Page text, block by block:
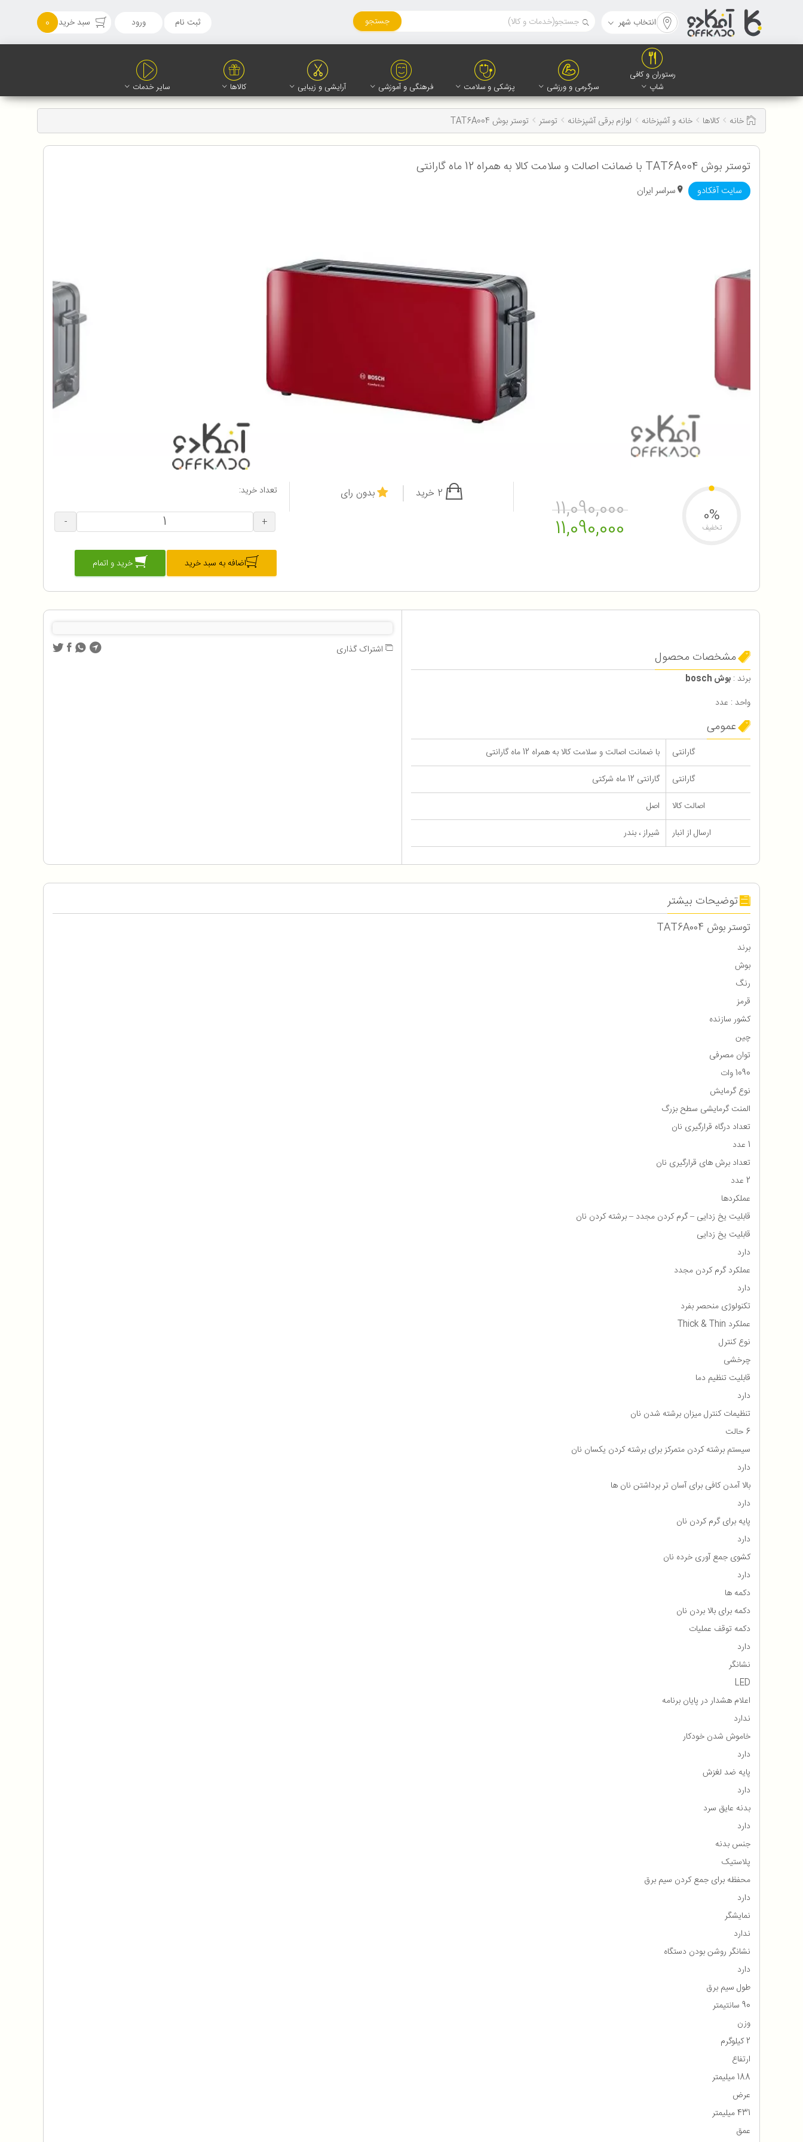
انتخاب شهر جستجو ثبت نام ورود سبد خرید 0
رستوران و کافی
شاپ
سرگرمی و ورزشی پزشکی و سلامت فرهنگی و آموزشی آرایشی و زیبایی کالاها سایر خدمات
خانه کالاها خانه و آشپزخانه لوازم برقی آشپزخانه توستر توستر بوش TAT6A004
توستر بوش TAT6A004 با ضمانت اصالت و سلامت کالا به همراه 12 ماه گارانتی
سایت آفکادو سراسر ایران
11,090,000
11,090,000 0%
تخفیف
بدون رای تعداد خرید:
+
-
اضافه به سبد خرید خرید و اتمام
مشخصات محصول
برند : بوش bosch
واحد : عدد
عمومی
گارانتی
با ضمانت اصالت و سلامت کالا به همراه 12 ماه گارانتی
گارانتی
گارانتی 12 ماه شرکتی
اصالت کالا
اصل
ارسال از انبار
شیراز ، بندر
اشتراک گذاری
توضیحات بیشتر
توستر بوش TAT6A004
برند
بوش
رنگ
قرمز
کشور سازنده
چین
توان مصرفی
1090 وات
نوع گرمایش
المنت گرمایشی سطح بزرگ
تعداد درگاه قرارگیری نان
1 عدد
تعداد برش های قرارگیری نان
2 عدد
عملکردها
قابلیت یخ زدایی – گرم کردن مجدد – برشته کردن نان
قابلیت یخ زدایی
دارد
عملکرد گرم کردن مجدد
دارد
تکنولوژی منحصر بفرد
عملکرد Thick & Thin
نوع کنترل
چرخشی
قابلیت تنظیم دما
دارد
تنظیمات کنترل میزان برشته شدن نان
6 حالت
سیستم برشته کردن متمرکز برای برشته کردن یکسان نان
دارد
بالا آمدن کافی برای آسان تر برداشتن نان ها
دارد
پایه برای گرم کردن نان
دارد
کشوی جمع آوری خرده نان
دارد
دکمه ها
دکمه برای بالا بردن نان
دکمه توقف عملیات
دارد
نشانگر
LED
اعلام هشدار در پایان برنامه
ندارد
خاموش شدن خودکار
دارد
پایه ضد لغزش
دارد
بدنه عایق سرد
دارد
جنس بدنه
پلاستیک
محفظه برای جمع كردن سیم برق
دارد
نمایشگر
ندارد
نشانگر روشن بودن دستگاه
دارد
طول سیم برق
90 سانتیمتر
وزن
2 کیلوگرم
ارتفاع
188 میلیمتر
عرض
431 میلیمتر
عمق